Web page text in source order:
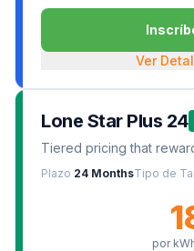
Ver
Lone Star Plus 24
Tiered pricing that
Plazo 24 MonthsTipo de
por